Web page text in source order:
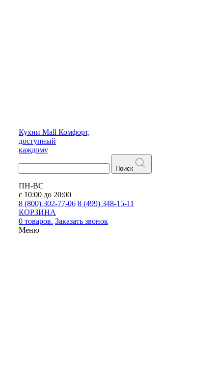
Кухни Mall Комфорт,
доступный
каждому
Поиск
ПН-ВС
с 10:00 до 20:00
8 (800) 302-77-06 8 (499) 348-15-11
КОРЗИНА
0 товаров. Заказать звонок
Меню